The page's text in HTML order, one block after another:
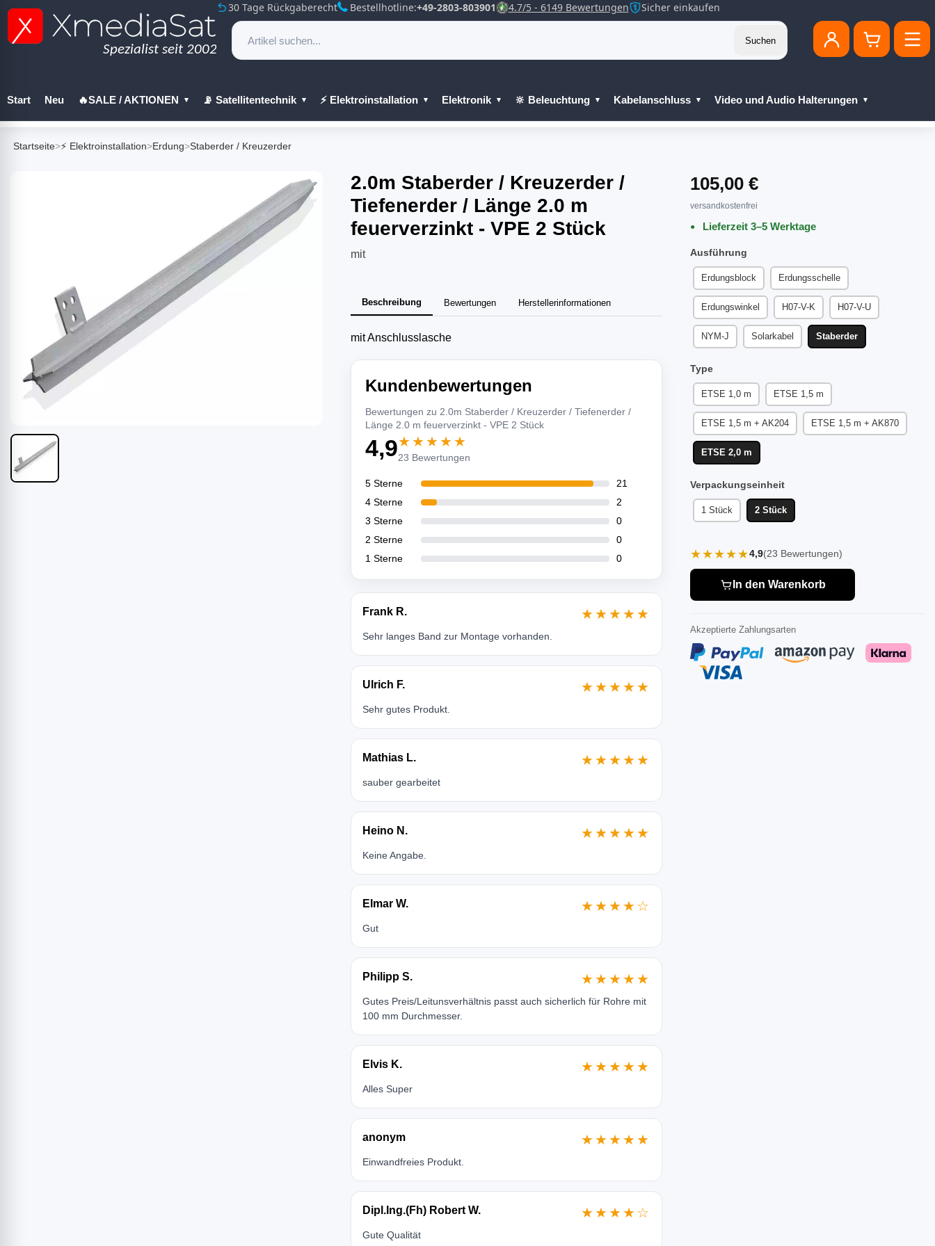
30 Tage Rückgaberecht Bestellhotline:+49-2803-803901 4.7/5 - 6149 Bewertungen Sicher einkaufen
Suchen
Start Neu 🔥SALE / AKTIONEN 📡 Satellitentechnik ⚡ Elektroinstallation Elektronik 🔆 Beleuchtung Kabelanschluss Video und Audio Halterungen
🔧 Werkzeug
Startseite>⚡ Elektroinstallation>Erdung>Staberder / Kreuzerder
2.0m Staberder / Kreuzerder /
Tiefenerder / Länge 2.0 m
feuerverzinkt - VPE 2 Stück
mit
Beschreibung Bewertungen Herstellerinformationen
mit Anschlusslasche
Kundenbewertungen
Bewertungen zu 2.0m Staberder / Kreuzerder / Tiefenerder /
Länge 2.0 m feuerverzinkt - VPE 2 Stück
4,9★★★★★
23 Bewertungen
5 Sterne
21
4 Sterne
2
3 Sterne
0
2 Sterne
0
1 Sterne
0
Frank R. ★★★★★
Sehr langes Band zur Montage vorhanden.
Ulrich F. ★★★★★
Sehr gutes Produkt.
Mathias L. ★★★★★
sauber gearbeitet
Heino N. ★★★★★
Keine Angabe.
Elmar W. ★★★★☆
Gut
Philipp S. ★★★★★
Gutes Preis/Leitunsverhältnis passt auch sicherlich für Rohre mit
100 mm Durchmesser.
Elvis K. ★★★★★
Alles Super
anonym ★★★★★
Einwandfreies Produkt.
Dipl.Ing.(Fh) Robert W. ★★★★☆
Gute Qualität
105,00 €
versandkostenfrei
Lieferzeit 3–5 Werktage
Ausführung
Erdungsblock Erdungsschelle
Erdungswinkel H07-V-K H07-V-U
NYM-J Solarkabel Staberder
Type
ETSE 1,0 m ETSE 1,5 m
ETSE 1,5 m + AK204 ETSE 1,5 m + AK870
ETSE 2,0 m
Verpackungseinheit
1 Stück 2 Stück
★★★★★4,9(23 Bewertungen)
In den Warenkorb
Akzeptierte Zahlungsarten